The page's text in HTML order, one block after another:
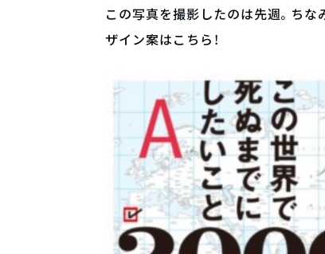
この写真を撮影したのは先週。ち
ザイン案はこちら！